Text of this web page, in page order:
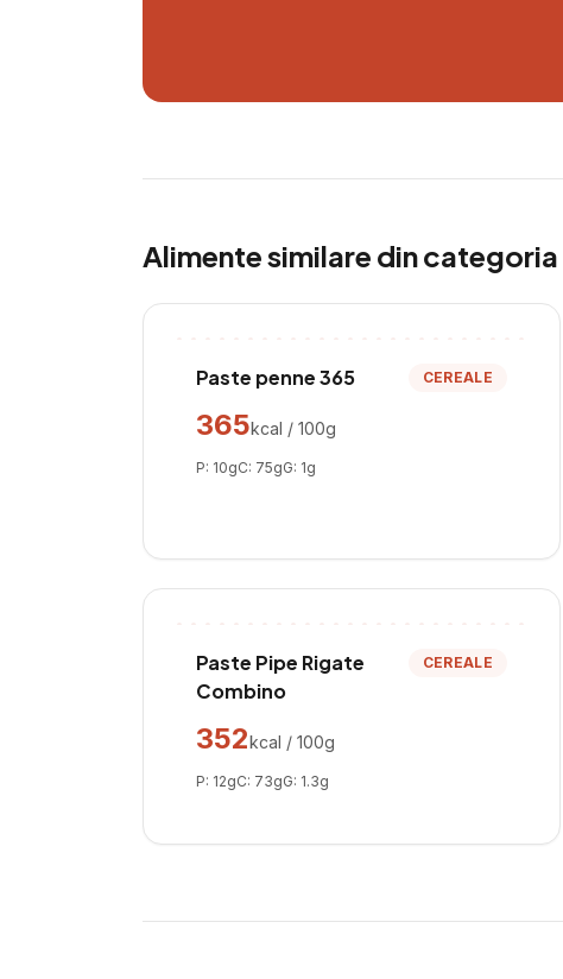
Alimente similare din categoria
Paste penne 365 CEREALE
365kcal / 100g
P: 10gC: 75gG: 1g
Paste Pipe Rigate
Combino
CEREALE
352kcal / 100g
P: 12gC: 73gG: 1.3g